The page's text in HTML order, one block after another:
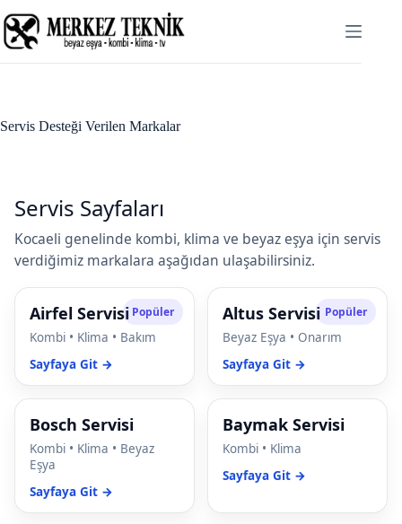
panel
panel
panel
panel
panel
panel
panel
panel
to
content
Servis Desteği Verilen Markalar
Servis Sayfaları
Kocaeli genelinde kombi, klima ve beyaz eşya için servis
verdiğimiz markalara aşağıdan ulaşabilirsiniz.
Popüler
Airfel Servisi
Kombi • Klima • Bakım
Sayfaya Git →
Popüler
Altus Servisi
Beyaz Eşya • Onarım
Sayfaya Git →
Bosch Servisi
Kombi • Klima • Beyaz
Eşya
Sayfaya Git →
Baymak Servisi
Kombi • Klima
Sayfaya Git →